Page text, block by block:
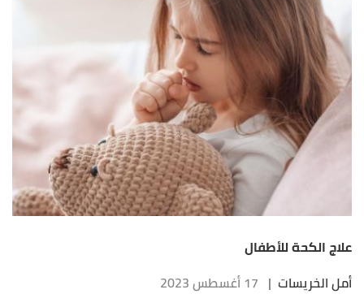
علاج الكحة للأطفال
أمل الخريسات | 17 أغسطس 2023